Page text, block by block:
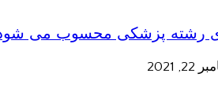
رشته پزشکی محسوب می
2021